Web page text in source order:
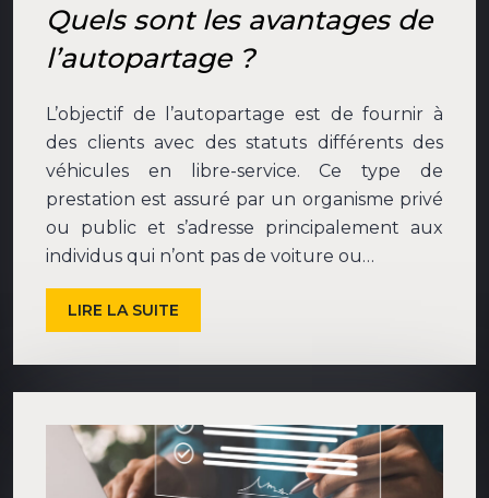
Quels sont les avantages de
l’autopartage ?
L’objectif de l’autopartage est de fournir à
des clients avec des statuts différents des
véhicules en libre-service. Ce type de
prestation est assuré par un organisme privé
ou public et s’adresse principalement aux
individus qui n’ont pas de voiture ou…
LIRE LA SUITE